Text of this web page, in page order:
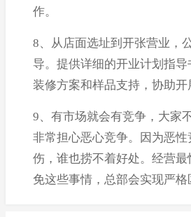
作。
8、从店面选址到开张营业，
导。提供详细的开业计划指
装修方案和样品支持，协助开
9、有市场就会有竞争，大家
非常担心恶心竞争。因为恶
伤，谁也捞不着好处。经营
免这些事情，总部会实现严格